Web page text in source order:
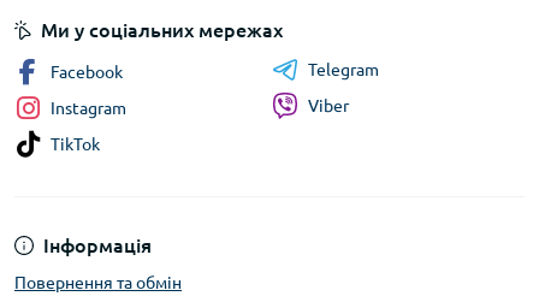
Інформація
Повернення та обмін
Ми у соціальних мережах
Facebook
Instagram
TikTok
Telegram
Viber